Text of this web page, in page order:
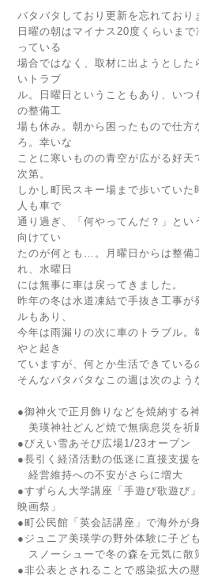
バタバタしており更新を忘れており
日曜の朝はマイナス20度くらいま
っている
場合ではなく、取材に出ようとした
いトラブ
ル。日曜日ということもあり、い
の整備工
場も休み。朝から困ったもので仕方
ろ。幸いな
ことに寒いものの青空が広がる好天
次第。
しかし町民スキー場まで歩いてい
人も車で
通り過ぎ、「何やってんだ？」とい
向けてい
たのが何とも…。月曜日からは整備
れ、水曜日
には無事に車は戻ってきました。
昨年の冬は水道凍結で手抜き工事
ルもあり、
今年は雨漏りの次に車のトラブル。
やと起き
ていますが、何とか生活できている
そんなバタバタなこの週は次のよう
●御神火で正月飾りなどを焼納する
美瑛神社どんど焼で無病息災を祈
●びえい雪あそび広場1/23オープン
●長引く経済活動の低迷に直接支援
経営維持への不安がさらに増大
●すずらん大学講座「手遊び歌遊び
映画祭」
●町公民館「英会話講座」で海外が
●ジュニア美瑛学の野外体験に子ど
スノーシューで冬の森を元気に散
●非公表とされることで感染拡大の